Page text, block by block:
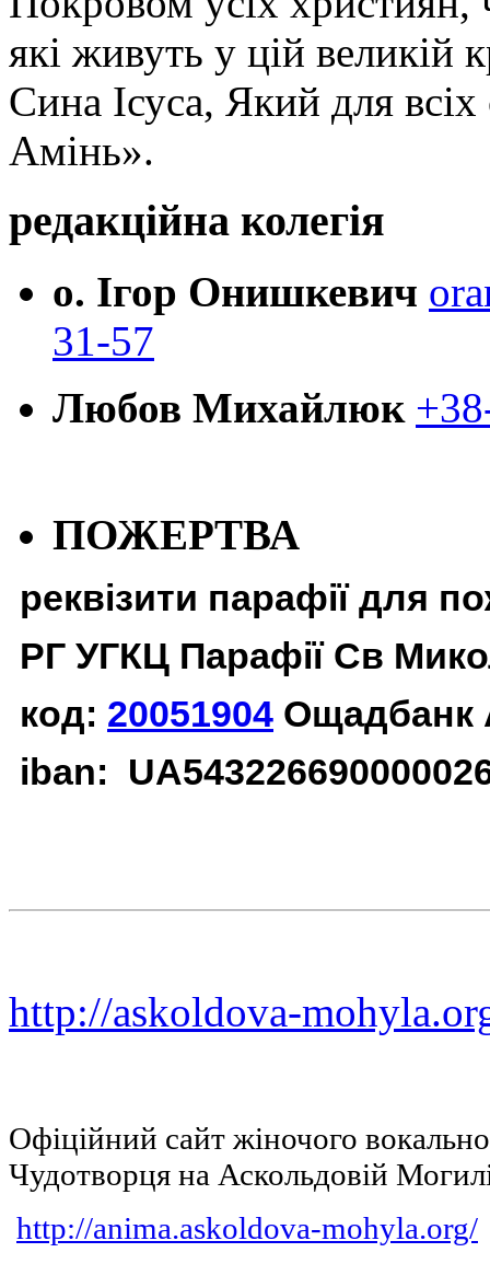
які живуть у цій великій
Сина Ісуса, Який для
Амінь».
редакційна колегія
о. Ігор Онишкевич
31-57
Любов Михайлюк
ПОЖЕРТВА
реквізити парафії для
РГ УГКЦ Парафії Св
код: 20051904 Ощадбанк
iban:
http://askoldova-
Офіційний сайт жіночого
Чудотворця на Аскольдовій
http://anima.askoldova-mohyla.org/